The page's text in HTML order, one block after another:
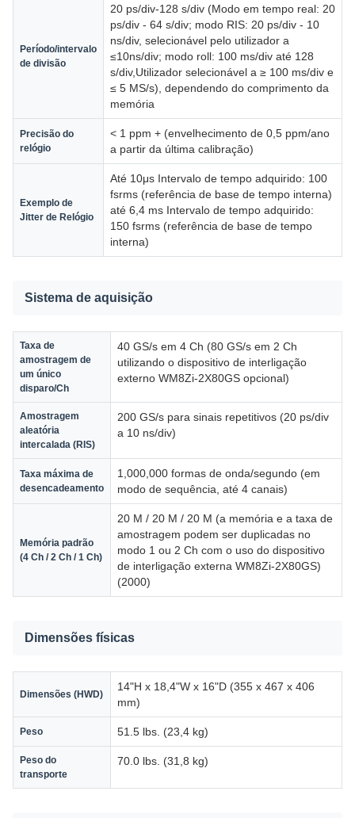
Período/intervalo
de divisão
20 ps/div-128 s/div (Modo em tempo real: 20
ps/div - 64 s/div; modo RIS: 20 ps/div - 10
ns/div, selecionável pelo utilizador a
≤10ns/div; modo roll: 100 ms/div até 128
s/div,Utilizador selecionável a ≥ 100 ms/div e
≤ 5 MS/s), dependendo do comprimento da
memória
Precisão do
relógio
< 1 ppm + (envelhecimento de 0,5 ppm/ano
a partir da última calibração)
Exemplo de
Jitter de Relógio
Até 10μs Intervalo de tempo adquirido: 100
fsrms (referência de base de tempo interna)
até 6,4 ms Intervalo de tempo adquirido:
150 fsrms (referência de base de tempo
interna)
Sistema de aquisição
Taxa de
amostragem de
um único
disparo/Ch
40 GS/s em 4 Ch (80 GS/s em 2 Ch
utilizando o dispositivo de interligação
externo WM8Zi-2X80GS opcional)
Amostragem
aleatória
intercalada (RIS)
200 GS/s para sinais repetitivos (20 ps/div
a 10 ns/div)
Taxa máxima de
desencadeamento
1,000,000 formas de onda/segundo (em
modo de sequência, até 4 canais)
Memória padrão
(4 Ch / 2 Ch / 1 Ch)
20 M / 20 M / 20 M (a memória e a taxa de
amostragem podem ser duplicadas no
modo 1 ou 2 Ch com o uso do dispositivo
de interligação externa WM8Zi-2X80GS)
(2000)
Dimensões físicas
Dimensões (HWD)
14"H x 18,4"W x 16"D (355 x 467 x 406
mm)
Peso 51.5 lbs. (23,4 kg)
Peso do
transporte
70.0 lbs. (31,8 kg)